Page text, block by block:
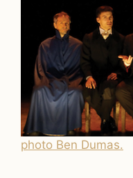
photo Ben Dumas.